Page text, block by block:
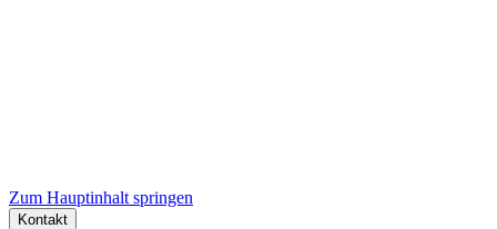
Zum Hauptinhalt springen
Kontakt